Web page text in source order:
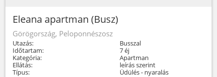
Eleana apartman (Busz)
Görögország, Peloponnészosz
Utazás:
Busszal
Időtartam:
7 éj
Kategória:
Apartman
Ellátás:
leírás szerint
Típus:
Üdülés - nyaralás